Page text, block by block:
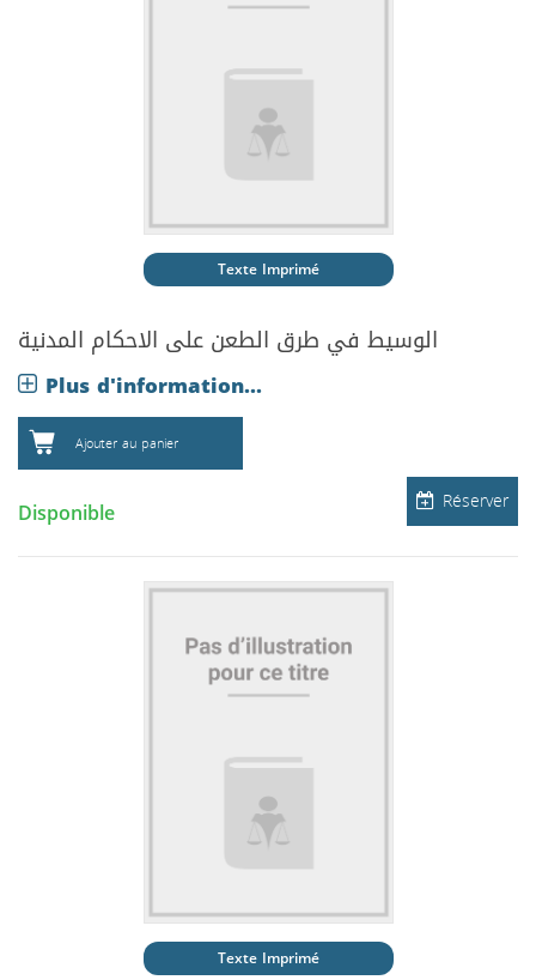
Texte Imprimé
الوسيط في طرق الطعن على الاحكام المدنية
Plus d'information...
Ajouter au panier
Réserver
Disponible
Texte Imprimé